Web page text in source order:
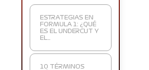
ESTRATEGIAS EN
FORMULA 1: ¿QUÉ
ES EL UNDERCUT Y
EL…
10 TÉRMINOS